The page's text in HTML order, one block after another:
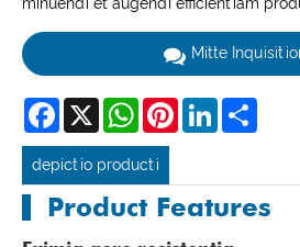
minuendi et augendi efficientiam
Mitte
Facebook
X WhatsAppPinterestLinkedIn
depictio producti
Product Features